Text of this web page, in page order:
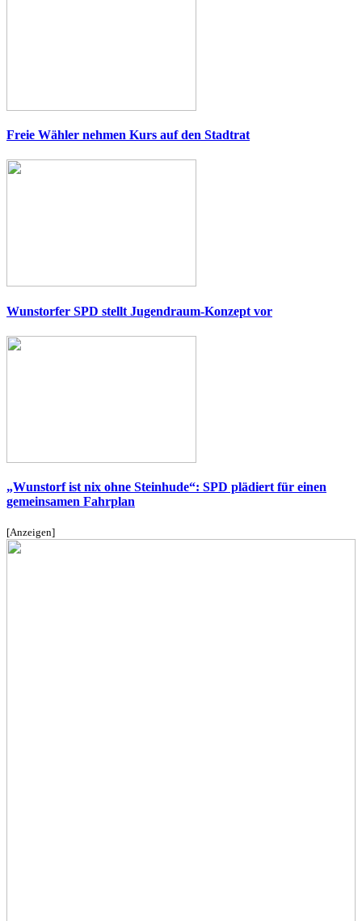
Freie Wähler nehmen Kurs auf den Stadtrat
Wunstorfer SPD stellt Jugendraum-Konzept vor
„Wunstorf ist nix ohne Steinhude“: SPD plädiert für einen
gemeinsamen Fahrplan
[Anzeigen]